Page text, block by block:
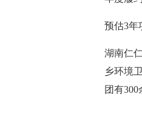
预估3年
湖南仁
乡环境
团有